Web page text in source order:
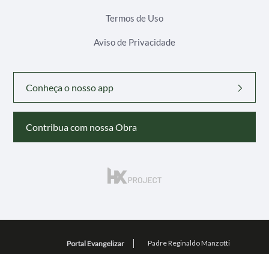
Termos de Uso
Aviso de Privacidade
Conheça o nosso app
Contribua com nossa Obra